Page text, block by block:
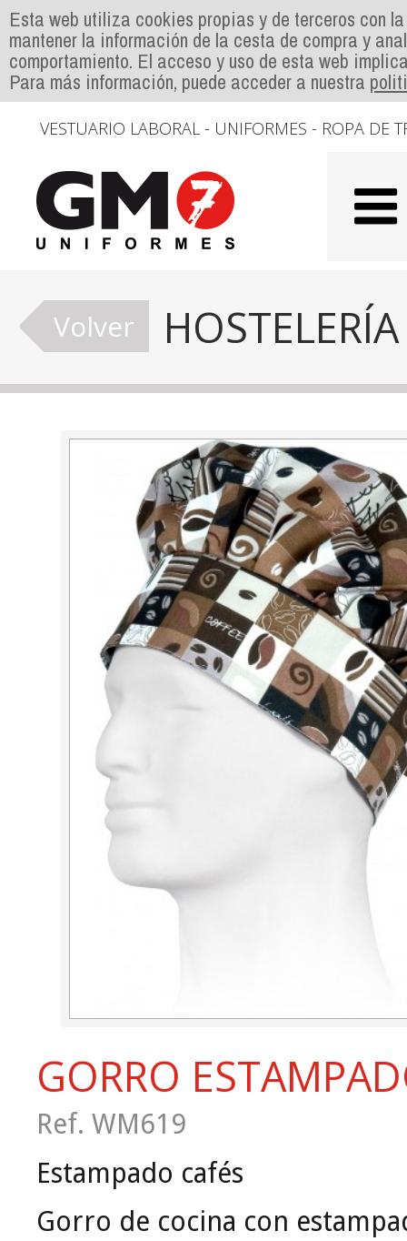
Esta web utiliza cookies propias y de terceros con
mantener la información de la cesta de compra y
comportamiento. El acceso y uso de esta web
Para más información, puede acceder a nuestra
VESTUARIO LABORAL - UNIFORMES - ROPA DE
Volver HOSTELERÍA
GORRO
Ref. WM619
Estampado cafés
Gorro de cocina con